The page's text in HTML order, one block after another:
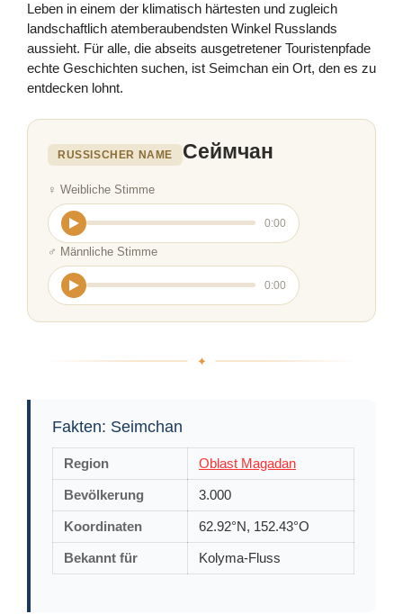
Leben in einem der klimatisch härtesten und zugleich
landschaftlich atemberaubendsten Winkel Russlands
aussieht. Für alle, die abseits ausgetretener Touristenpfade
echte Geschichten suchen, ist Seimchan ein Ort, den es zu
entdecken lohnt.
RUSSISCHER NAME Сеймчан
♀ Weibliche Stimme
0:00
♂ Männliche Stimme
0:00
Fakten: Seimchan
Region Oblast Magadan
Bevölkerung 3.000
Koordinaten 62.92°N, 152.43°O
Bekannt für Kolyma-Fluss